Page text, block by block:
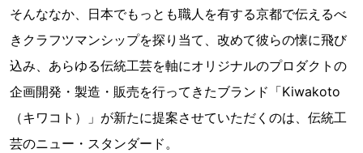
そんななか、⽇本でもっとも職人を有する京都で伝えるべ
きクラフツマンシップを探り当て、改めて彼らの懐に飛び
込み、あらゆる伝統工芸を軸にオリジナルのプロダクトの
企画開発・製造・販売を行ってきたブランド「Kiwakoto
（キワコト）」が新たに提案させていただくのは、伝統工
芸のニュー・スタンダード。